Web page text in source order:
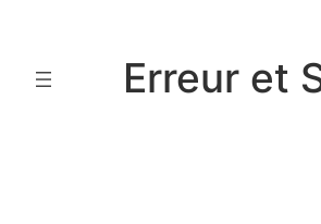
contenu
Erreur et